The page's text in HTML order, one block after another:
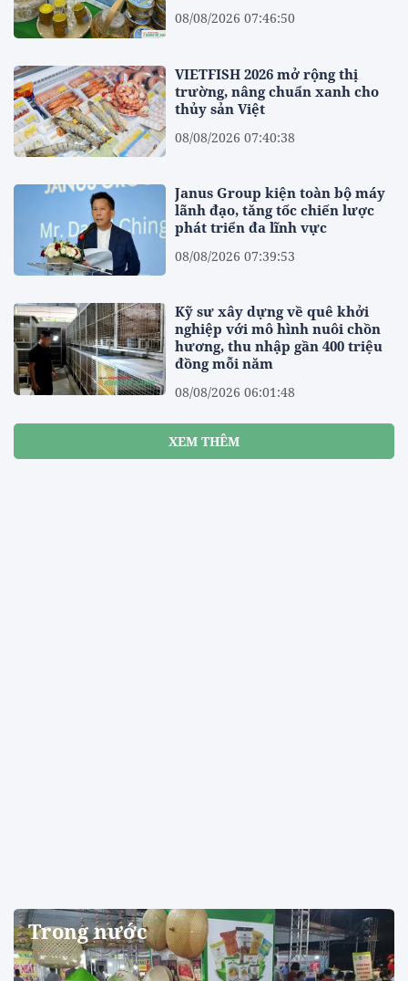
08/08/2026 07:46:50
VIETFISH 2026 mở rộng thị
trường, nâng chuẩn xanh cho
thủy sản Việt
08/08/2026 07:40:38
Janus Group kiện toàn bộ máy
lãnh đạo, tăng tốc chiến lược
phát triển đa lĩnh vực
08/08/2026 07:39:53
Kỹ sư xây dựng về quê khởi
nghiệp với mô hình nuôi chồn
hương, thu nhập gần 400 triệu
đồng mỗi năm
08/08/2026 06:01:48
XEM THÊM
Trong nước